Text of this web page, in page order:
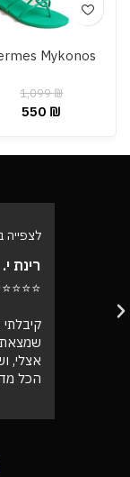
Mykonos
1,099₪
550 ₪
לצפייה
רינת י.
אצלי,
הכל